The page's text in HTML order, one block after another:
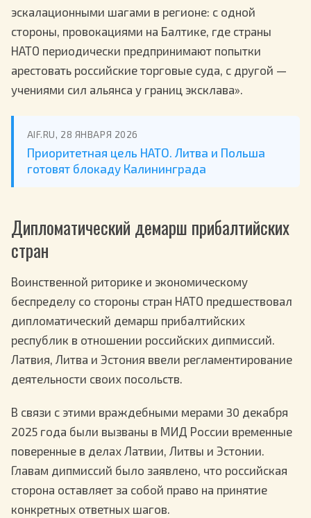
эскалационными шагами в регионе: с одной
стороны, провокациями на Балтике, где страны
НАТО периодически предпринимают попытки
арестовать российские торговые суда, с другой —
учениями сил альянса у границ эксклава».
AIF.RU, 28 ЯНВАРЯ 2026
Приоритетная цель НАТО. Литва и Польша
готовят блокаду Калининграда
Дипломатический демарш прибалтийских
стран
Воинственной риторике и экономическому
беспределу со стороны стран НАТО предшествовал
дипломатический демарш прибалтийских
республик в отношении российских дипмиссий.
Латвия, Литва и Эстония ввели регламентирование
деятельности своих посольств.
В связи с этими враждебными мерами 30 декабря
2025 года были вызваны в МИД России временные
поверенные в делах Латвии, Литвы и Эстонии.
Главам дипмиссий было заявлено, что российская
сторона оставляет за собой право на принятие
конкретных ответных шагов.